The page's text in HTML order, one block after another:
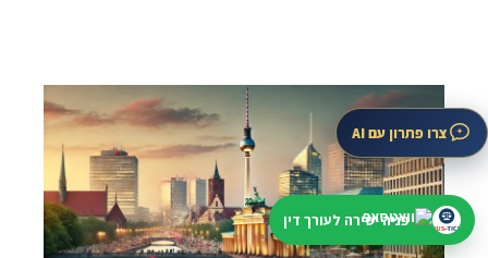
צרו פתרון עם AI
פניה ישירה לעורך דין